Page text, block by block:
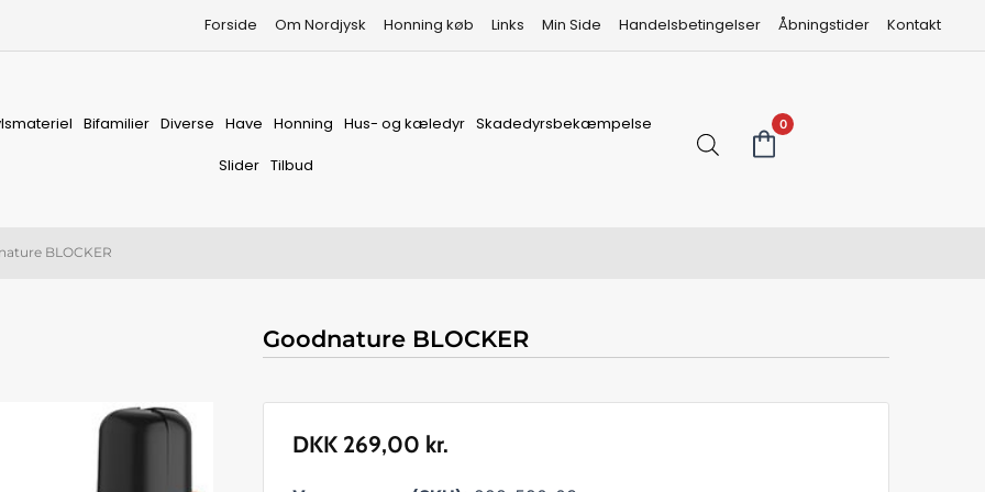
Forside Om Nordjysk Honning køb Links Min Side Handelsbetingelser Åbningstider Kontakt
Bifamilier Diverse Have Honning Hus- og kæledyr Skadedyrsbekæmpelse
Slider Tilbud
0
BLOCKER
Goodnature BLOCKER
DKK 269,00 kr.